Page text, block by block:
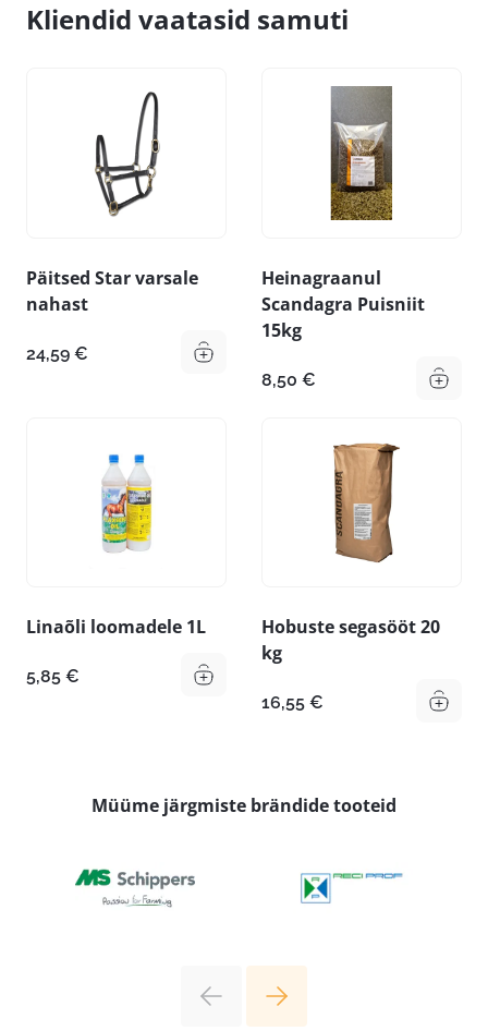
Kliendid vaatasid samuti
Päitsed Star varsale
nahast
24,59 €
Heinagraanul
Scandagra Puisniit
15kg
8,50 €
Linaõli loomadele 1L
5,85 €
Hobuste segasööt 20
kg
16,55 €
Müüme järgmiste brändide tooteid